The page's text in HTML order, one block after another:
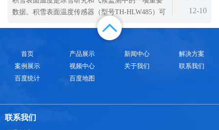
们治理空气污染提供了保障，在污水处理厂中，污
水排放含有大量的有机物、重金属、有害气
数据。积雪表面温度传感器（型号TH-HLW485）可
以直接获取积雪表层的温度情况，为相关研究和工
作提供基础支撑。它常被用在高山、极地等积雪覆
12-10
首页 产品展示 新闻中心
解决方案
案例展示
视频中心 关于我们
联系我们
百度统计
百度地图
联系我们